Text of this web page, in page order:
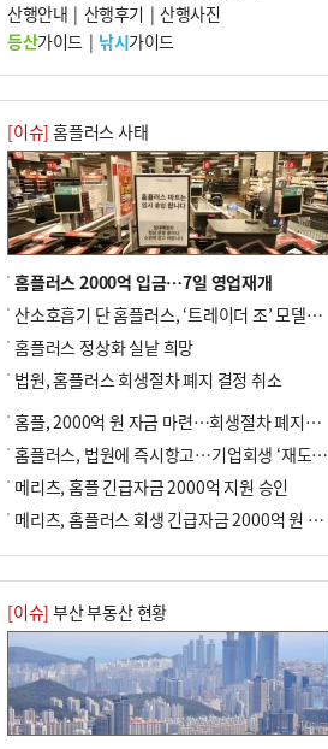
9
[사설] 해수부 신청사 북항으로 확정, 해양
수도 도약의 전환점
10 르노 못 타는 부산시장…관용차 규정에 막
힌 지역기업 응원
산행안내 | 산행후기 | 산행사진
등산가이드| 낚시가이드
[이슈] 홈플러스 사태
홈플러스 2000억 입금…7일 영업재개
산소호흡기 단 홈플러스, ‘트레이더 조’ 모델로 살아날까
홈플러스 정상화 실낱 희망
법원, 홈플러스 회생절차 폐지 결정 취소
홈플, 2000억 원 자금 마련…회생절차 폐지에 즉시항고(종합)
홈플러스, 법원에 즉시항고…기업회생 ‘재도전’
메리츠, 홈플 긴급자금 2000억 지원 승인
메리츠, 홈플러스 회생 긴급자금 2000억 원 지원 승인
[이슈] 부산 부동산 현황